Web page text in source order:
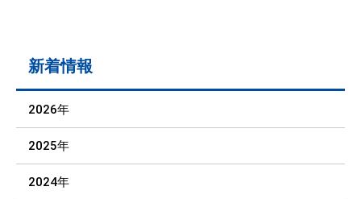
新着情報
2026年
2025年
2024年